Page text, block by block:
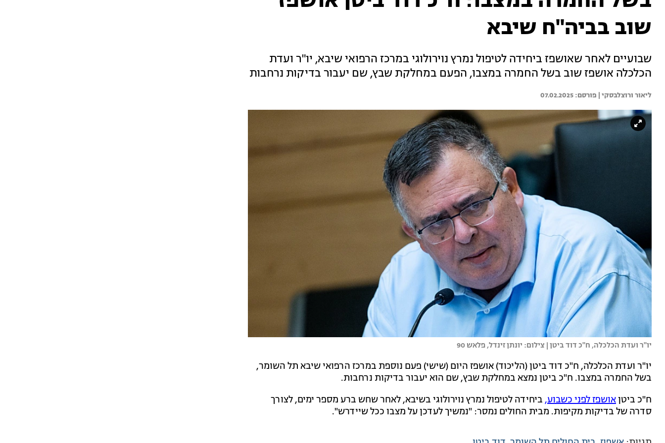
שוב בביה"ח שיבא
שבועיים לאחר שאושפז ביחידה לטיפול נמרץ נוירולוגי במרכז הרפואי שיבא, יו"ר ועדת
הכלכלה אושפז שוב בשל החמרה במצבו, הפעם במחלקת שבץ, שם יעבור בדיקות נרחבות
ליאור ורוצלבסקי | 07.02.2025
יו"ר ועדת הכלכלה, ח"כ דוד ביטן | צילום: יונתן זינדל, פלאש 90
יו"ר ועדת הכלכלה, ח"כ דוד ביטן (הליכוד) אושפז היום (שישי) פעם נוספת במרכז הרפואי שיבא תל השומר,
בשל החמרה במצבו. ח"כ ביטן נמצא במחלקת שבץ, שם הוא יעבור בדיקות נרחבות.
ח"כ ביטןאושפז לפני כשבוע, ביחידה לטיפול נמרץ נוירולוגי בשיבא, לאחר שחש ברע מספר ימים, לצורך
סדרה של בדיקות מקיפות. מבית החולים נמסר: "נמשיך לעדכן על מצבו ככל שיידרש".